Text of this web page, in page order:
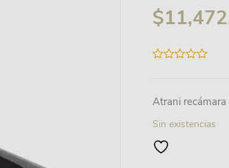
$
5
Atrani
Sin existencias